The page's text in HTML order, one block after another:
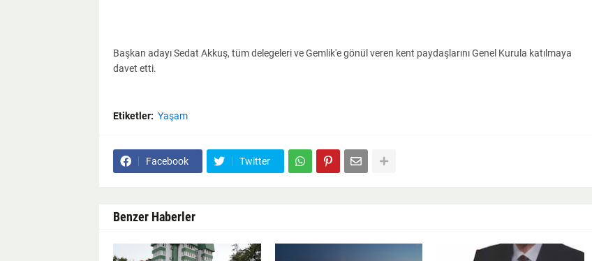
Başkan adayı Sedat Akkuş, tüm delegeleri ve Gemlik'e gönül veren kent paydaşlarını Genel Kurula katılmaya
davet etti.
Etiketler: Yaşam
Facebook Twitter
Benzer Haberler